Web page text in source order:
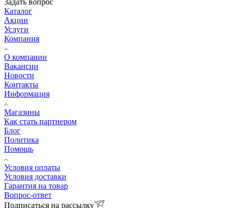
Задать вопрос
Каталог
Акции
Услуги
Компания
О компании
Вакансии
Новости
Контакты
Информация
Магазины
Как стать партнером
Блог
Политика
Помощь
Условия оплаты
Условия доставки
Гарантия на товар
Вопрос-ответ
Подписаться на рассылку